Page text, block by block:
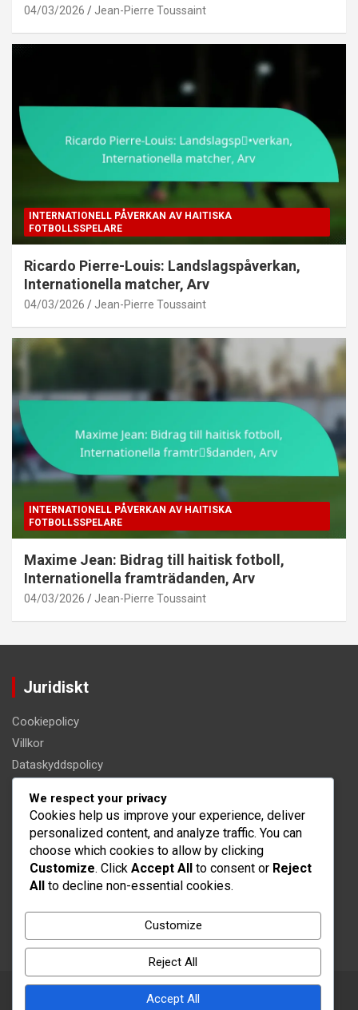
04/03/2026 Jean-Pierre Toussaint
INTERNATIONELL PÅVERKAN AV HAITISKA
FOTBOLLSSPELARE
Ricardo Pierre-Louis: Landslagspåverkan,
Internationella matcher, Arv
04/03/2026 Jean-Pierre Toussaint
INTERNATIONELL PÅVERKAN AV HAITISKA
FOTBOLLSSPELARE
Maxime Jean: Bidrag till haitisk fotboll,
Internationella framträdanden, Arv
04/03/2026 Jean-Pierre Toussaint
Juridiskt
Cookiepolicy
Villkor
Dataskyddspolicy
Kontakt
Kategorier
Internationell påverkan av haitiska fotbollsspelare
Spelarbiografier av haitiska fotbollsstjärnor
Copyright © 2026klokkenluideronline.net
We respect your privacy
Cookies help us improve your experience, deliver
personalized content, and analyze traffic. You can
choose which cookies to allow by clicking
Customize. Click Accept All to consent or Reject
All to decline non-essential cookies.
Customize
Reject All
Accept All